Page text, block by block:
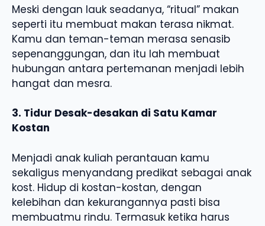
Meski dengan lauk seadanya, “ritual” makan
seperti itu membuat makan terasa nikmat.
Kamu dan teman-teman merasa senasib
sepenanggungan, dan itu lah membuat
hubungan antara pertemanan menjadi lebih
hangat dan mesra.
3. Tidur Desak-desakan di Satu Kamar
Kostan
Menjadi anak kuliah perantauan kamu
sekaligus menyandang predikat sebagai anak
kost. Hidup di kostan-kostan, dengan
kelebihan dan kekurangannya pasti bisa
membuatmu rindu. Termasuk ketika harus